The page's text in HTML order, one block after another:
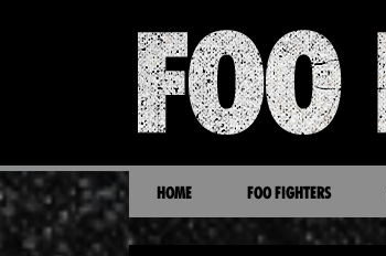
HOME FOO FIGHTERS